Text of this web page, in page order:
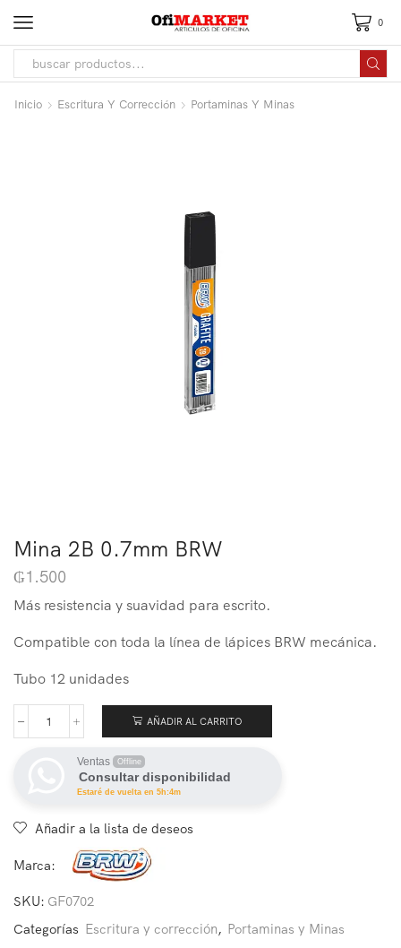
0
Inicio Escritura Y Corrección Portaminas Y Minas
Mina 2B 0.7mm BRW
₲1.500
Más resistencia y suavidad para escrito.
Compatible con toda la línea de lápices BRW mecánica.
Tubo 12 unidades
AÑADIR AL CARRITO
Ventas Offline
Consultar disponibilidad
Estaré de vuelta en 5h:4m
Añadir a la lista de deseos
Marca:
SKU: GF0702
Categorías Escritura y corrección, Portaminas y Minas